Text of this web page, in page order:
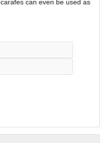
can even be used as